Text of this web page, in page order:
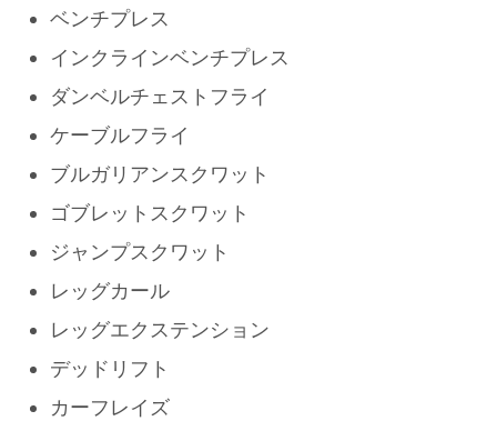
ベンチプレス
インクラインベンチプレス
ダンベルチェストフライ
ケーブルフライ
ブルガリアンスクワット
ゴブレットスクワット
ジャンプスクワット
レッグカール
レッグエクステンション
デッドリフト
カーフレイズ